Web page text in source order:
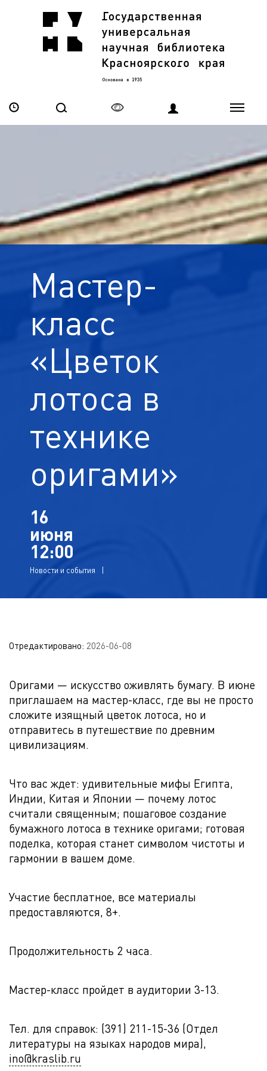
Мастер-
класс
«Цветок
лотоса в
технике
оригами»
16
июня
12:00
Новости и события
Отредактировано: 2026-06-08
Оригами — искусство оживлять бумагу. В июне
приглашаем на мастер-класс, где вы не просто
сложите изящный цветок лотоса, но и
отправитесь в путешествие по древним
цивилизациям.
Что вас ждет: удивительные мифы Египта,
Индии, Китая и Японии — почему лотос
считали священным; пошаговое создание
бумажного лотоса в технике оригами; готовая
поделка, которая станет символом чистоты и
гармонии в вашем доме.
Участие бесплатное, все материалы
предоставляются, 8+.
Продолжительность 2 часа.
Мастер-класс пройдет в аудитории 3-13.
Тел. для справок: (391) 211-15-36 (Отдел
литературы на языках народов мира),
ino@kraslib.ru